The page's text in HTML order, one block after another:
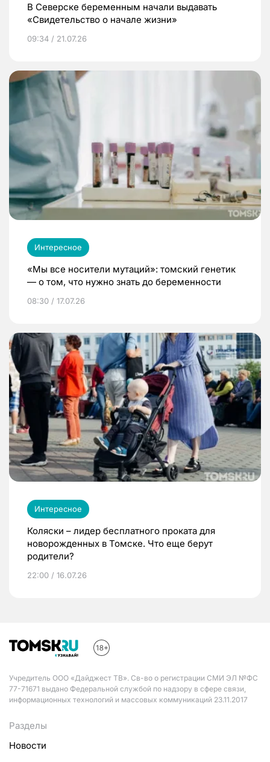
В Северске беременным начали выдавать
«Свидетельство о начале жизни»
09:34 / 21.07.26
Интересное
«Мы все носители мутаций»: томский генетик
— о том, что нужно знать до беременности
08:30 / 17.07.26
Интересное
Коляски – лидер бесплатного проката для
новорожденных в Томске. Что еще берут
родители?
22:00 / 16.07.26
Учредитель ООО «Дайджест ТВ». Св-во о регистрации СМИ ЭЛ №ФС
77-71671 выдано Федеральной службой по надзору в сфере связи,
информационных технологий и массовых коммуникаций 23.11.2017
Разделы
Новости